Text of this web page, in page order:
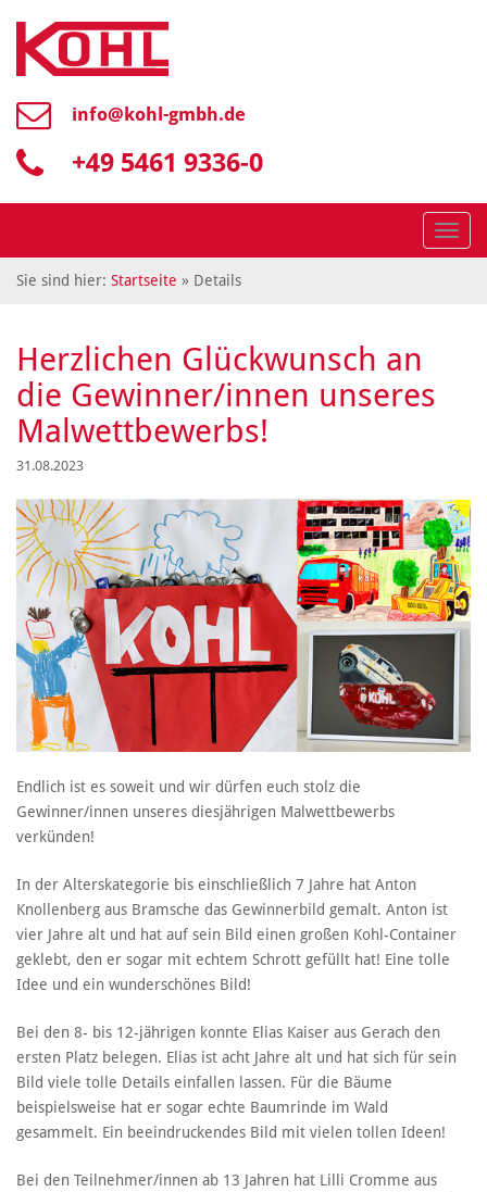
info@ kohl-gmbh.de
+49 5461 9336-0
Menü
Sie sind hier: Startseite » Details
Herzlichen Glückwunsch an
die Gewinner/innen unseres
Malwettbewerbs!
31.08.2023
Endlich ist es soweit und wir dürfen euch stolz die
Gewinner/innen unseres diesjährigen Malwettbewerbs
verkünden!
In der Alterskategorie bis einschließlich 7 Jahre hat Anton
Knollenberg aus Bramsche das Gewinnerbild gemalt. Anton ist
vier Jahre alt und hat auf sein Bild einen großen Kohl-Container
geklebt, den er sogar mit echtem Schrott gefüllt hat! Eine tolle
Idee und ein wunderschönes Bild!
Bei den 8- bis 12-jährigen konnte Elias Kaiser aus Gerach den
ersten Platz belegen. Elias ist acht Jahre alt und hat sich für sein
Bild viele tolle Details einfallen lassen. Für die Bäume
beispielsweise hat er sogar echte Baumrinde im Wald
gesammelt. Ein beeindruckendes Bild mit vielen tollen Ideen!
Bei den Teilnehmer/innen ab 13 Jahren hat Lilli Cromme aus